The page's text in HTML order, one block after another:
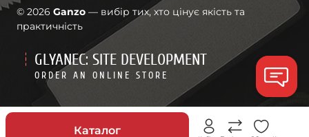
Каталог
© 2026 Ganzo — вибір тих, хто цінує якість та
практичність
GLYANEC: SITE DEVELOPMENT
ORDER AN ONLINE STORE